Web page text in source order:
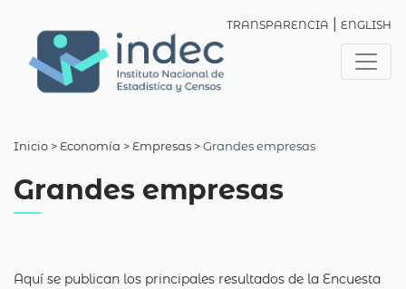
TRANSPARENCIA ENGLISH
Inicio > Economía >Empresas >Grandes empresas
Grandes empresas
Aquí se publican los principales resultados de la Encuesta